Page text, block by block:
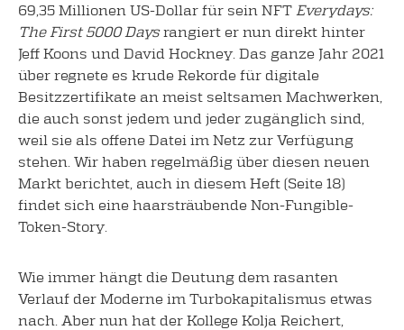
69,35 Millionen US-Dollar für sein NFT Everydays:
The First 5000 Daysrangiert er nun direkt hinter
Jeff Koons und David Hockney. Das ganze Jahr 2021
über regnete es krude Rekorde für digitale
Besitzzertifikate an meist seltsamen Machwerken,
die auch sonst jedem und jeder zugänglich sind,
weil sie als offene Datei im Netz zur Verfügung
stehen. Wir haben regelmäßig über diesen neuen
Markt berichtet, auch in diesem Heft (Seite 18)
findet sich eine haarsträubende Non-Fungible-
Token-Story.
Wie immer hängt die Deutung dem rasanten
Verlauf der Moderne im Turbokapitalismus etwas
nach. Aber nun hat der Kollege Kolja Reichert,